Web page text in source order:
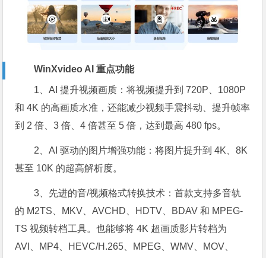
WinXvideo AI 重点功能
1、AI 提升视频画质：将视频提升到 720P、1080P
和 4K 的高画质水准，还能减少视频手震抖动、提升帧率
到 2 倍、3 倍、4 倍甚至 5 倍，达到最高 480 fps。
2、AI 驱动的图片增强功能：将图片提升到 4K、8K
甚至 10K 的超高解析度。
3、先进的音/视频格式转换技术：首款支持多音轨
的 M2TS、MKV、AVCHD、HDTV、BDAV 和 MPEG-
TS 视频转档工具。也能够将 4K 超画质影片转档为
AVI、MP4、HEVC/H.265、MPEG、WMV、MOV、